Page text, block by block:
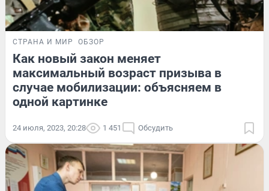
СТРАНА И МИР ОБЗОР
Как новый закон меняет
максимальный возраст призыва в
случае мобилизации: объясняем в
одной картинке
24 июля, 2023, 20:28 1 451 Обсудить